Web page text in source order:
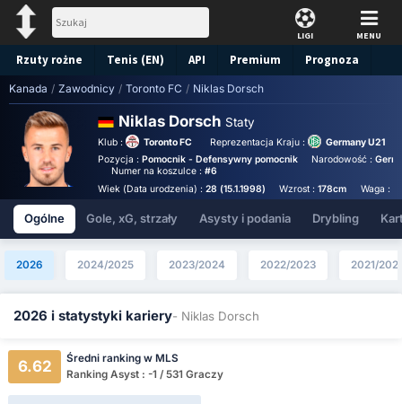
LIGI MENU
Rzuty rożne Tenis (EN) API Premium Prognoza
Kanada / Zawodnicy / Toronto FC / Niklas Dorsch
Niklas Dorsch Staty
Klub : Toronto FC Reprezentacja Kraju :
Germany U21
Pozycja : Pomocnik - Defensywny pomocnik Narodowość :
Numer na koszulce :#6
Wiek (Data urodzenia) : 28 (15.1.1998) Wzrost :178cm Waga :
Ogólne Gole, xG, strzały Asysty i podania Drybling
2026 2024/2025 2023/2024 2022/2023 2021/
2026 i statystyki kariery- Niklas Dorsch
6.62
Średni ranking w MLS
Ranking Asyst : -1 / 531 Graczy